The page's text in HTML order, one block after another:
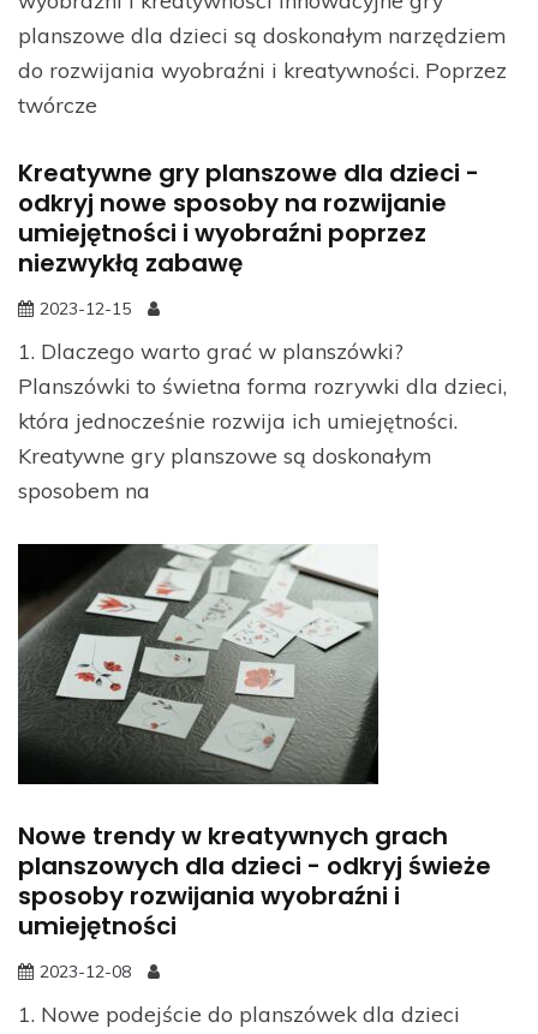
planszowe dla dzieci są doskonałym narzędziem
do rozwijania wyobraźni i kreatywności. Poprzez
twórcze
Kreatywne gry planszowe dla dzieci -
odkryj nowe sposoby na rozwijanie
umiejętności i wyobraźni poprzez
niezwykłą zabawę
2023-12-15
1. Dlaczego warto grać w planszówki?
Planszówki to świetna forma rozrywki dla dzieci,
która jednocześnie rozwija ich umiejętności.
Kreatywne gry planszowe są doskonałym
sposobem na
Nowe trendy w kreatywnych grach
planszowych dla dzieci - odkryj świeże
sposoby rozwijania wyobraźni i
umiejętności
2023-12-08
1. Nowe podejście do planszówek dla dzieci